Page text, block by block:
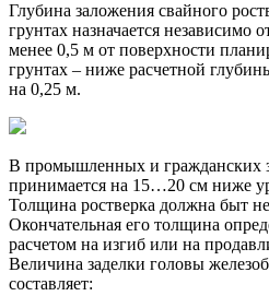
Глубина заложения свайного
грунтах назначается независимо
менее 0,5 м от поверхности
грунтах – ниже расчетной
на 0,25 м.
В промышленных и гражданских
принимается на 15…20 см ниже
Толщина ростверка должна быт
Окончательная его толщина
расчетом на изгиб или на
Величина заделки головы
составляет: